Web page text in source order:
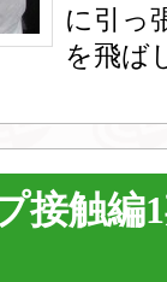
に引っ
を飛ば
接触編